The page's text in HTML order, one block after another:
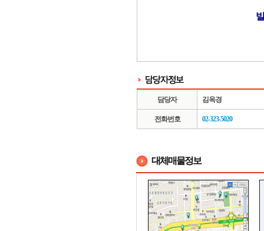
담당자 김옥경
전화번호 02-323-5020
대체매물정보